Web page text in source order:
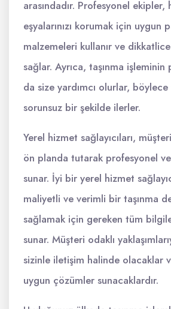
arasındadır. Profesyonel ekipler,
eşyalarınızı korumak için uygun
malzemeleri kullanır ve dikkatlice
sağlar. Ayrıca, taşınma işleminin
da size yardımcı olurlar, böylece
sorunsuz bir şekilde ilerler.
Yerel hizmet sağlayıcıları,
ön planda tutarak profesyonel
sunar. İyi bir yerel hizmet
maliyetli ve verimli bir taşınma
sağlamak için gereken tüm
sunar. Müşteri odaklı
sizinle iletişim halinde olacaklar
uygun çözümler sunacaklardır.